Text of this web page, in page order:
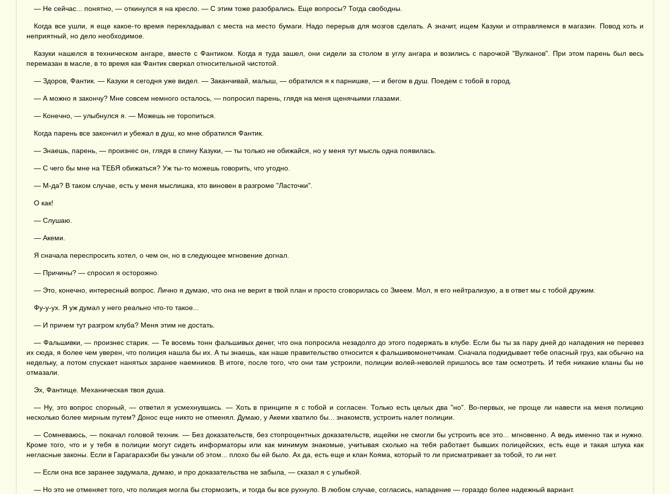
— Не сейчас... понятно, — откинулся я на кресло. — С этим тоже разобрались. Еще вопросы? Тогда свободны.
Когда все ушли, я еще какое-то время перекладывал с места на место бумаги. Надо перерыв для мозгов сделать. А значит, ищем Казуки и отправляемся в магазин. Повод хоть и
неприятный, но дело необходимое.
Казуки нашелся в техническом ангаре, вместе с Фантиком. Когда я туда зашел, они сидели за столом в углу ангара и возились с парочкой "Вулканов". При этом парень был весь
перемазан в масле, в то время как Фантик сверкал относительной чистотой.
— Здоров, Фантик. — Казуки я сегодня уже видел. — Заканчивай, малыш, — обратился я к парнишке, — и бегом в душ. Поедем с тобой в город.
— А можно я закончу? Мне совсем немного осталось, — попросил парень, глядя на меня щенячьими глазами.
— Конечно, — улыбнулся я. — Можешь не торопиться.
Когда парень все закончил и убежал в душ, ко мне обратился Фантик.
— Знаешь, парень, — произнес он, глядя в спину Казуки, — ты только не обижайся, но у меня тут мысль одна появилась.
— С чего бы мне на ТЕБЯ обижаться? Уж ты-то можешь говорить, что угодно.
— М-да? В таком случае, есть у меня мыслишка, кто виновен в разгроме "Ласточки".
О как!
— Слушаю.
— Акеми.
Я сначала переспросить хотел, о чем он, но в следующее мгновение догнал.
— Причины? — спросил я осторожно.
— Это, конечно, интересный вопрос. Лично я думаю, что она не верит в твой план и просто сговорилась со Змеем. Мол, я его нейтрализую, а в ответ мы с тобой дружим.
Фу-у-ух. Я уж думал у него реально что-то такое...
— И причем тут разгром клуба? Меня этим не достать.
— Фальшивки, — произнес старик. — Те восемь тонн фальшивых денег, что она попросила незадолго до этого подержать в клубе. Если бы ты за пару дней до нападения не перевез
их сюда, я более чем уверен, что полиция нашла бы их. А ты знаешь, как наше правительство относится к фальшивомонетчикам. Сначала подкидывает тебе опасный груз, как обычно на
недельку, а потом спускает нанятых заранее наемников. В итоге, после того, что они там устроили, полиции волей-неволей пришлось все там осмотреть. И тебя никакие кланы бы не
отмазали.
Эх, Фантище. Механическая твоя душа.
— Ну, это вопрос спорный, — ответил я усмехнувшись. — Хоть в принципе я с тобой и согласен. Только есть целых два "но". Во-первых, не проще ли навести на меня полицию
несколько более мирным путем? Донос еще никто не отменял. Думаю, у Акеми хватило бы... знакомств, устроить налет полиции.
— Сомневаюсь, — покачал головой техник. — Без доказательств, без стопроцентных доказательств, ищейки не смогли бы устроить все это... мгновенно. А ведь именно так и нужно.
Кроме того, что и у тебя в полиции могут сидеть информаторы или как минимум знакомые, учитывая сколько на тебя работает бывших полицейских, есть еще и такая штука как
негласные законы. Если в Гарагарахэби бы узнали об этом... плохо бы ей было. Ах да, есть еще и клан Кояма, который то ли присматривает за тобой, то ли нет.
— Если она все заранее задумала, думаю, и про доказательства не забыла, — сказал я с улыбкой.
— Но это не отменяет того, что полиция могла бы стормозить, и тогда бы все рухнуло. В любом случае, согласись, нападение — гораздо более надежный вариант.